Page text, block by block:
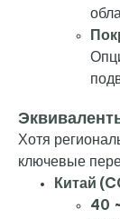
Хотя
ключевые
Китай
40